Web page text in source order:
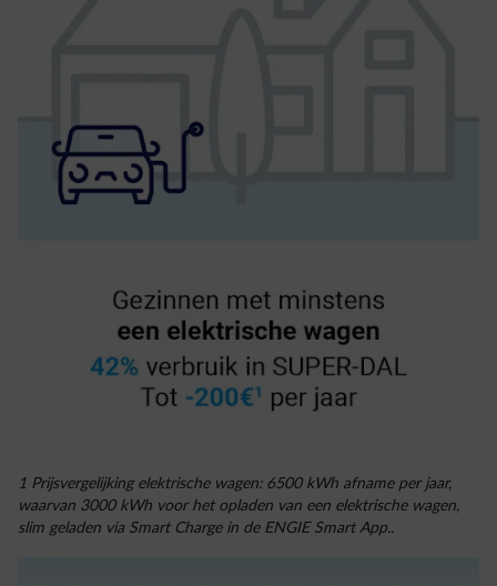
1 Prijsvergelijking elektrische wagen: 6500 kWh afname per jaar,
waarvan 3000 kWh voor het opladen van een elektrische wagen,
slim geladen via Smart Charge in de ENGIE Smart App..